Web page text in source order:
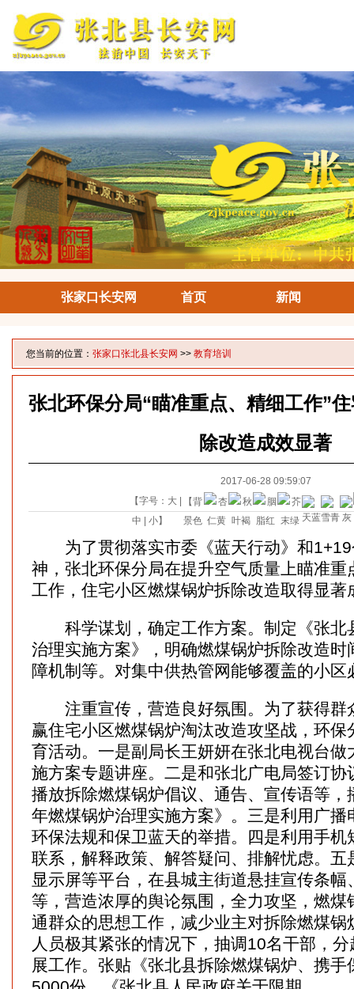
张家口长安网 首页 新闻
您当前的位置： 张家口张北县长安网 >> 教育培训
张北环保分局“瞄准重点、精细工作”
除改造成效显著
2017-06-28 09:59:07
【字号： 大
中
小】
【背
景色
为了贯彻落实市委《蓝天行动》和1+19
神，张北环保分局在提升空气质量上瞄准重
工作，住宅小区燃煤锅炉拆除改造取得显著
科学谋划，确定工作方案。制定《张北
治理实施方案》，明确燃煤锅炉拆除改造时
障机制等。对集中供热管网能够覆盖的小区
注重宣传，营造良好氛围。为了获得群
赢住宅小区燃煤锅炉淘汰改造攻坚战，环保
育活动。一是副局长王妍妍在张北电视台做
施方案专题讲座。二是和张北广电局签订协
播放拆除燃煤锅炉倡议、通告、宣传语等，
年燃煤锅炉治理实施方案》。三是利用广播
环保法规和保卫蓝天的举措。四是利用手机
联系，解释政策、解答疑问、排解忧虑。五
显示屏等平台，在县城主街道悬挂宣传条幅
等，营造浓厚的舆论氛围，全力攻坚，燃煤
通群众的思想工作，减少业主对拆除燃煤锅
人员极其紧张的情况下，抽调10名干部，
展工作。张贴《张北县拆除燃煤锅炉、携手